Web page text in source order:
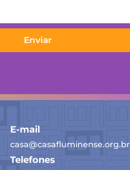
Enviar
E-mail
casa@casafluminense.org.br
Telefones